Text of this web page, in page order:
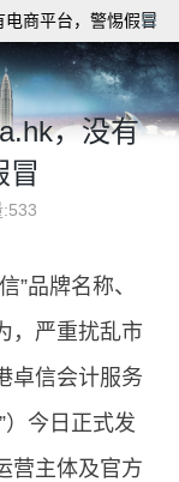
商平台，警惕假冒
，没有
冒
:533
”品牌名称、
，严重扰乱市
卓信会计服务
）今日正式发
营主体及官方